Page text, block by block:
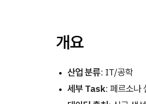
개요
산업 분류: IT/공학
세부 Task: 페르소나